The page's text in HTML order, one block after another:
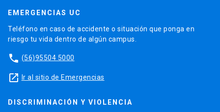
EMERGENCIAS UC
Teléfono en caso de accidente o situación que ponga en
riesgo tu vida dentro de algún campus.
phone (56)95504 5000
launch Ir al sitio de Emergencias
DISCRIMINACIÓN Y VIOLENCIA